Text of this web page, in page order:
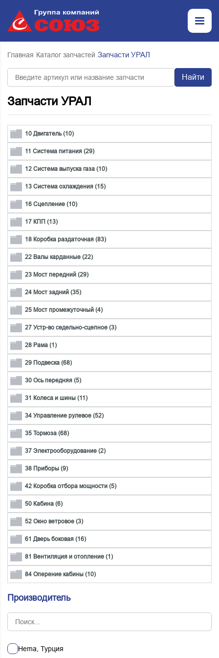
Главная Каталог запчастей Запчасти УРАЛ
Найти
Запчасти УРАЛ
10 Двигатель (10)
11 Система питания (29)
12 Система выпуска газа (10)
13 Система охлаждения (15)
16 Сцепление (10)
17 КПП (13)
18 Коробка раздаточная (83)
22 Валы карданные (22)
23 Мост передний (29)
24 Мост задний (35)
25 Мост промежуточный (4)
27 Устр-во седельно-сцепное (3)
28 Рама (1)
29 Подвеска (68)
30 Ось передняя (5)
31 Колеса и шины (11)
34 Управление рулевое (52)
35 Тормоза (68)
37 Электрооборудование (2)
38 Приборы (9)
42 Коробка отбора мощности (5)
50 Кабина (6)
52 Окно ветровое (3)
61 Дверь боковая (16)
81 Вентиляция и отопление (1)
84 Оперение кабины (10)
Производитель
Hema, Турция